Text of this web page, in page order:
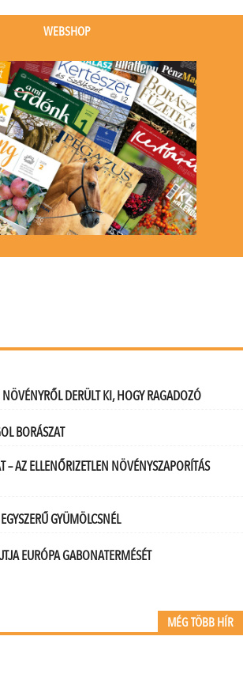
event)
WEBSHOP
DERÜLT KI, HOGY RAGADOZÓ
BORÁSZAT
– AZ ELLENŐRIZETLEN NÖVÉNYSZAPORÍTÁS
GYÜMÖLCSNÉL
EURÓPA GABONATERMÉSÉT
MÉG TÖBB HÍR